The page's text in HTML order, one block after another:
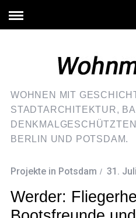
WOHNEN MIT
STADTARCHITEKTUR,
BERLIN UND POTSDAM.
Projekte in Potsdam 31.
Werder: